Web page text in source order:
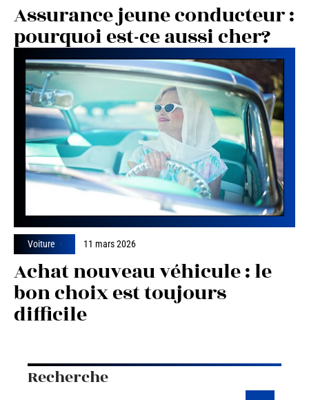
Assurance jeune conducteur :
pourquoi est-ce aussi cher?
Voiture 11 mars 2026
Achat nouveau véhicule : le
bon choix est toujours
difficile
Recherche